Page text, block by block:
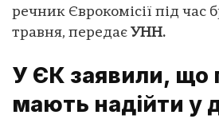
речник Єврокомісії під час
травня, передає УНН.
У ЄК заявили, що
мають надійти у